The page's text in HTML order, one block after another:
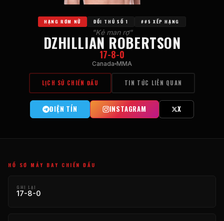
HẠNG RƠM NỮ ĐỐI THỦ SỐ 1 ##5 XẾP HẠNG
"Kẻ man rợ"
DZHILLIAN ROBERTSON
17-8-0
Canada MMA
LỊCH SỬ CHIẾN ĐẤU TIN TỨC LIÊN QUAN
ĐIỆN TÍN INSTAGRAM X
HỒ SƠ MÁY BAY CHIẾN ĐẤU
GHI LẠI
17-8-0